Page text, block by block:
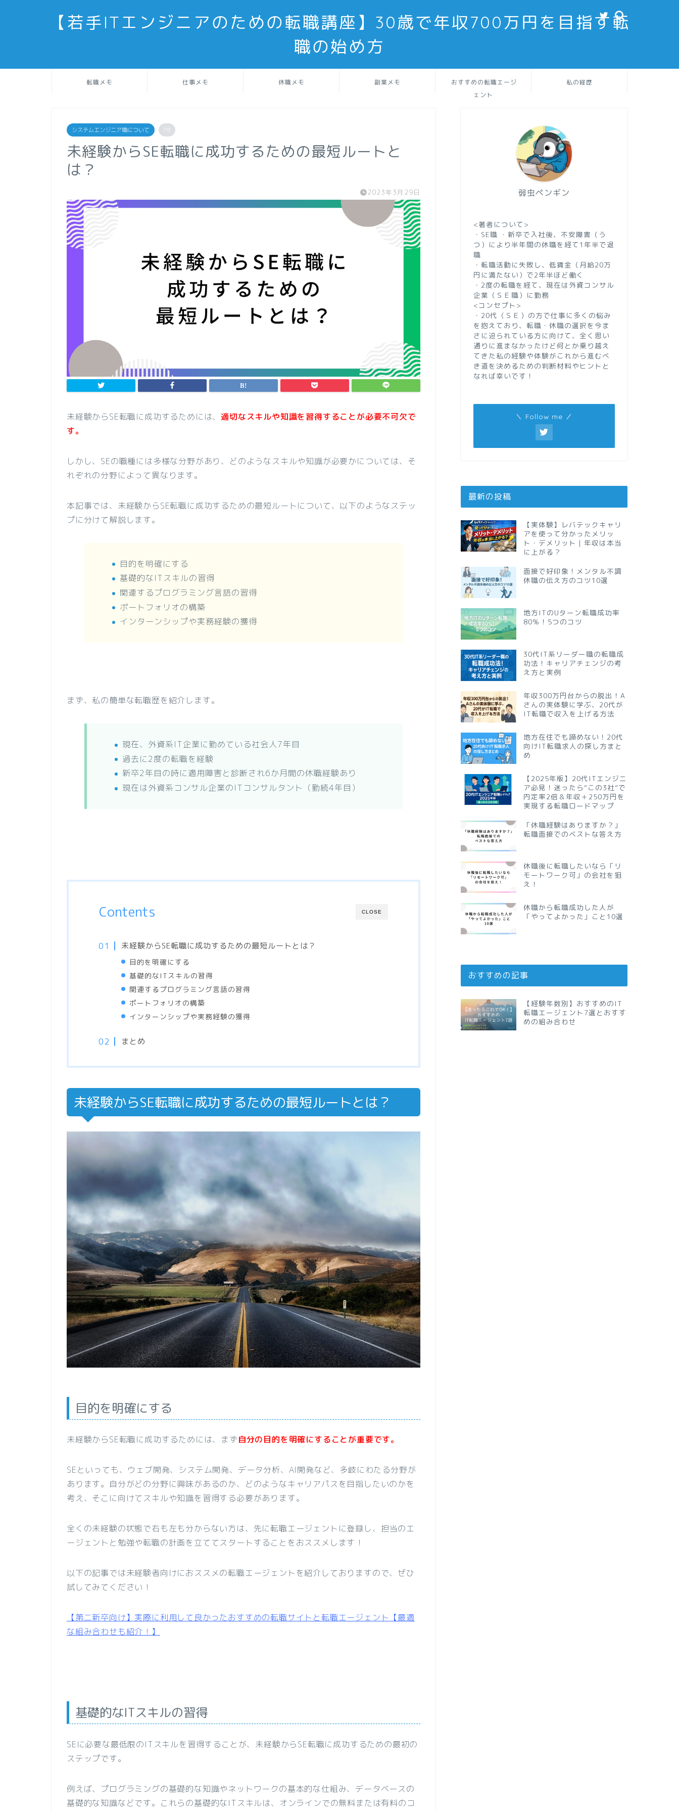
【若手ITエンジニアのための転職講座】30歳で年収700万円を目指す転
職の始め方
転職メモ 仕事メモ 休職メモ 副業メモ
おすすめの転職エージ
ェント
私の経歴
システムエンジニア職について
未経験からSE転職に成功するための最短ルートと
は？
2023年3月29日
未経験からSE転職に成功するためには、適切なスキルや知識を習得することが必要不可欠で
す。
しかし、SEの職種には多様な分野があり、どのようなスキルや知識が必要かについては、そ
れぞれの分野によって異なります。
本記事では、未経験からSE転職に成功するための最短ルートについて、以下のようなステッ
プに分けて解説します。
目的を明確にする
基礎的なITスキルの習得
関連するプログラミング言語の習得
ポートフォリオの構築
インターンシップや実務経験の獲得
まず、私の簡単な転職歴を紹介します。
現在、外資系IT企業に勤めている社会人7年目
過去に2度の転職を経験
新卒2年目の時に適用障害と診断され6か月間の休職経験あり
現在は外資系コンサル企業のITコンサルタント（勤続4年目）
CLOSE
Contents
未経験からSE転職に成功するための最短ルートとは？
目的を明確にする
基礎的なITスキルの習得
関連するプログラミング言語の習得
ポートフォリオの構築
インターンシップや実務経験の獲得
まとめ
未経験からSE転職に成功するための最短ルートとは？
目的を明確にする
未経験からSE転職に成功するためには、まず自分の目的を明確にすることが重要です。
SEといっても、ウェブ開発、システム開発、データ分析、AI開発など、多岐にわたる分野が
あります。自分がどの分野に興味があるのか、どのようなキャリアパスを目指したいのかを
考え、そこに向けてスキルや知識を習得する必要があります。
全くの未経験の状態で右も左も分からない方は、先に転職エージェントに登録し、担当のエ
ージェントと勉強や転職の計画を立ててスタートすることをおススメします！
以下の記事では未経験者向けにおススメの転職エージェントを紹介しておりますので、ぜひ
試してみてください！
【第二新卒向け】実際に利用して良かったおすすめの転職サイトと転職エージェント【最適
な組み合わせも紹介！】
基礎的なITスキルの習得
SEに必要な最低限のITスキルを習得することが、未経験からSE転職に成功するための最初の
ステップです。
例えば、プログラミングの基礎的な知識やネットワークの基本的な仕組み、データベースの
基礎的な知識などです。これらの基礎的なITスキルは、オンラインでの無料または有料のコ
弱虫ペンギン
<著者について>
・SE職 ・新卒で入社後、不安障害（う
つ）により半年間の休職を経て1年半で退
職
・転職活動に失敗し、低賃金（月給20万
円に満たない）で2年半ほど働く
・2度の転職を経て、現在は外資コンサル
企業（ＳＥ職）に勤務
<コンセプト>
・20代（ＳＥ）の方で仕事に多くの悩み
を抱えており、転職・休職の選択を今ま
さに迫られている方に向けて、全く思い
通りに進まなかったけど何とか乗り越え
てきた私の経験や体験がこれから進むべ
き道を決めるための判断材料やヒントと
なれば幸いです！
＼ Follow me ／
最新の投稿
【実体験】レバテックキャリ
アを使って分かったメリッ
ト・デメリット｜年収は本当
に上がる？
面接で好印象！メンタル不調
休職の伝え方のコツ10選
地方ITのUターン転職成功率
80％！5つのコツ
30代IT系リーダー職の転職成
功法！キャリアチェンジの考
え方と実例
年収300万円台からの脱出！A
さんの実体験に学ぶ、20代が
IT転職で収入を上げる方法
地方在住でも諦めない！20代
向けIT転職求人の探し方まと
め
【2025年版】20代ITエンジニ
ア必見！迷ったら“この3社”で
内定率2倍＆年収＋250万円を
実現する転職ロードマップ
「休職経験はありますか？」
転職面接でのベストな答え方
休職後に転職したいなら「リ
モートワーク可」の会社を狙
え！
休職から転職成功した人が
「やってよかった」こと10選
おすすめの記事
【経験年数別】おすすめのIT
転職エージェント7選とおすす
めの組み合わせ